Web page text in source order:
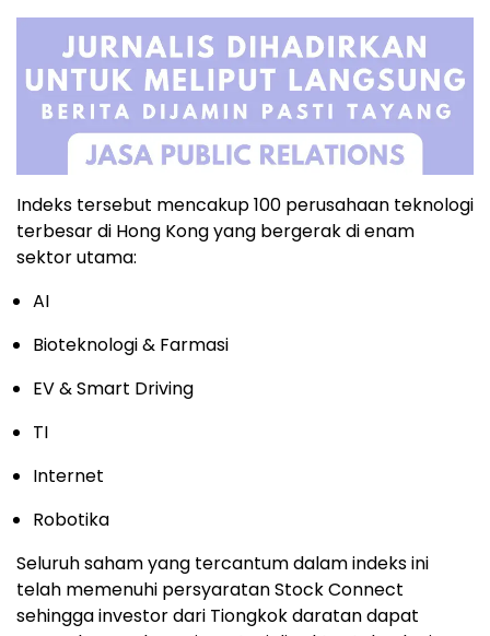
Indeks tersebut mencakup 100 perusahaan teknologi
terbesar di Hong Kong yang bergerak di enam
sektor utama:
AI
Bioteknologi & Farmasi
EV & Smart Driving
TI
Internet
Robotika
Seluruh saham yang tercantum dalam indeks ini
telah memenuhi persyaratan Stock Connect
sehingga investor dari Tiongkok daratan dapat